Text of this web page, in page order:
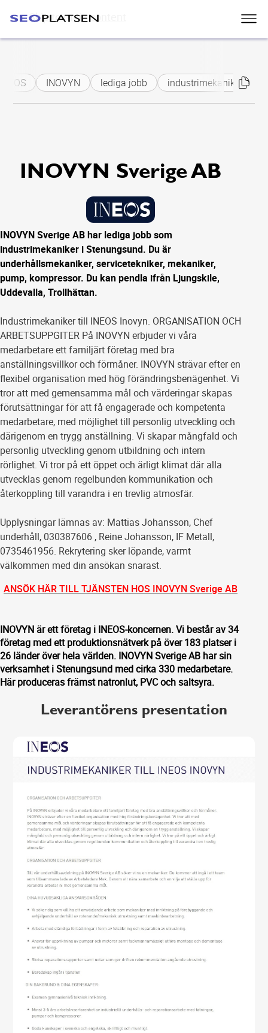
Skip to main content
INOVYN lediga jobb industrimekaniker
INOVYN Sverige AB
INOVYN Sverige AB har lediga jobb som
industrimekaniker i Stenungsund. Du är
underhållsmekaniker, servicetekniker, mekaniker,
pump, kompressor. Du kan pendla ifrån Ljungskile,
Uddevalla, Trollhättan.
Industrimekaniker till INEOS Inovyn. ORGANISATION OCH
ARBETSUPPGITER På INOVYN erbjuder vi våra
medarbetare ett familjärt företag med bra
anställningsvillkor och förmåner. INOVYN strävar efter en
flexibel organisation med hög förändringsbenägenhet. Vi
tror att med gemensamma mål och värderingar skapas
förutsättningar för att få engagerade och kompetenta
medarbetare, med möjlighet till personlig utveckling och
därigenom en trygg anställning. Vi skapar mångfald och
personlig utveckling genom utbildning och intern
rörlighet. Vi tror på ett öppet och ärligt klimat där alla
utvecklas genom regelbunden kommunikation och
återkoppling till varandra i en trevlig atmosfär.
Upplysningar lämnas av: Mattias Johansson, Chef
underhåll, 030387606 , Reine Johansson, IF Metall,
0735461956. Rekrytering sker löpande, varmt
välkommen med din ansökan snarast.
ANSÖK HÄR TILL TJÄNSTEN HOS INOVYN Sverige AB
INOVYN är ett företag i INEOS-koncernen. Vi består av 34
företag med ett produktionsnätverk på över 183 platser i
26 länder över hela världen. INOVYN Sverige AB har sin
verksamhet i Stenungsund med cirka 330 medarbetare.
Här produceras främst natronlut, PVC och saltsyra.
Leverantörens presentation